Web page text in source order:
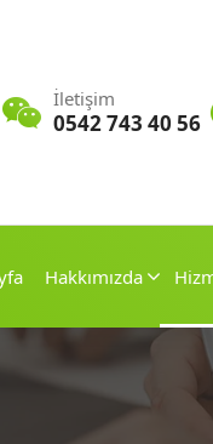
İletişim
0542 743 40 56
Hakkımızda